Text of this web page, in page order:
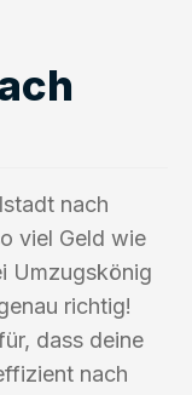
nach
viel Geld wie
Umzugskönig
richtig!
dass deine
nach